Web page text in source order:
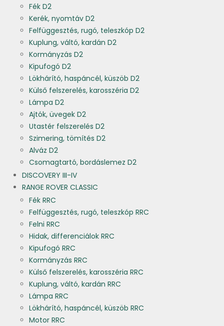
Fék D2
Kerék, nyomtáv D2
Felfüggesztés, rugó, teleszkóp D2
Kuplung, váltó, kardán D2
Kormányzás D2
Kipufogó D2
Lökhárító, haspáncél, küszöb D2
Külső felszerelés, karosszéria D2
Lámpa D2
Ajtók, üvegek D2
Utastér felszerelés D2
Szimering, tömítés D2
Alváz D2
Csomagtartó, bordáslemez D2
DISCOVERY III-IV
RANGE ROVER CLASSIC
Fék RRC
Felfüggesztés, rugó, teleszkóp RRC
Felni RRC
Hidak, differenciálok RRC
Kipufogó RRC
Kormányzás RRC
Külső felszerelés, karosszéria RRC
Kuplung, váltó, kardán RRC
Lámpa RRC
Lökhárító, haspáncél, küszöb RRC
Motor RRC